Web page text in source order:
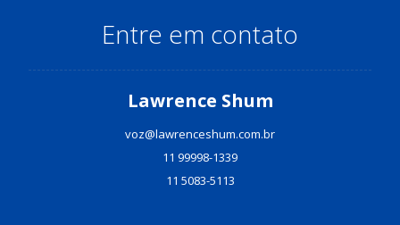
Entre em contato
Lawrence Shum
voz@lawrenceshum.com.br
11 99998-1339
11 5083-5113